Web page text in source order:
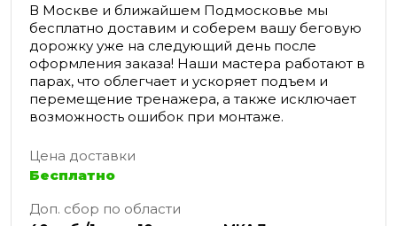
В Москве и ближайшем Подмосковье мы
бесплатно доставим и соберем вашу беговую
дорожку уже на следующий день после
оформления заказа! Наши мастера работают в
парах, что облегчает и ускоряет подъем и
перемещение тренажера, а также исключает
возможность ошибок при монтаже.
Цена доставки
Бесплатно
Доп. сбор по области